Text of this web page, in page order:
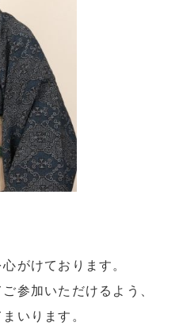
がけております。
参加いただけるよう、
いります。